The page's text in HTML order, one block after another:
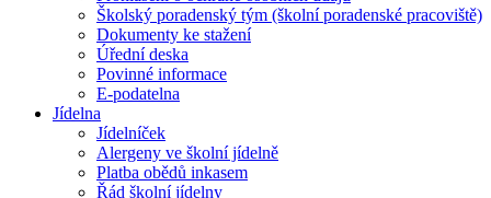
Školský poradenský tým (školní poradenské pracoviště)
Dokumenty ke stažení
Úřední deska
Povinné informace
E-podatelna
Jídelna
Jídelníček
Alergeny ve školní jídelně
Platba obědů inkasem
Řád školní jídelny